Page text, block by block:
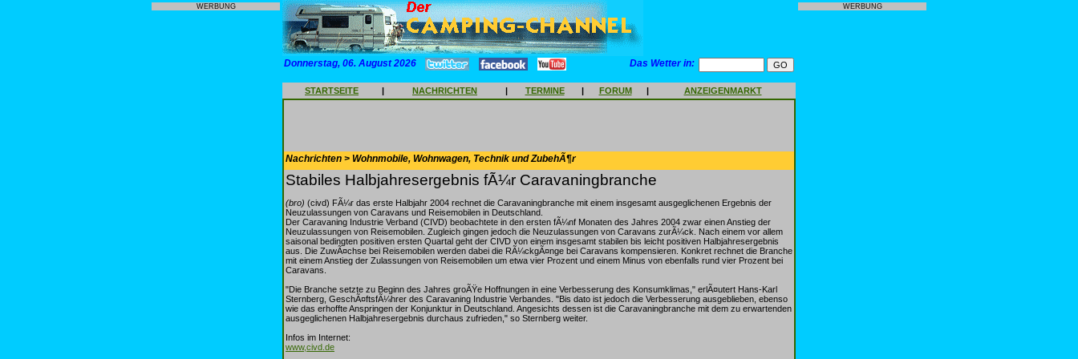
WERBUNG
Donnerstag, 06. August 2026 Das Wetter in:
STARTSEITE | NACHRICHTEN | TERMINE | FORUM | ANZEIGENMARKT
Nachrichten > Wohnmobile, Wohnwagen, Technik und ZubehÃ¶r
Stabiles Halbjahresergebnis fÃ¼r Caravaningbranche
(bro) (civd) FÃ¼r das erste Halbjahr 2004 rechnet die Caravaningbranche mit einem insgesamt ausgeglichenen Ergebnis der
Neuzulassungen von Caravans und Reisemobilen in Deutschland.
Der Caravaning Industrie Verband (CIVD) beobachtete in den ersten fÃ¼nf Monaten des Jahres 2004 zwar einen Anstieg der
Neuzulassungen von Reisemobilen. Zugleich gingen jedoch die Neuzulassungen von Caravans zurÃ¼ck. Nach einem vor allem
saisonal bedingten positiven ersten Quartal geht der CIVD von einem insgesamt stabilen bis leicht positiven Halbjahresergebnis
aus. Die ZuwÃ¤chse bei Reisemobilen werden dabei die RÃ¼ckgÃ¤nge bei Caravans kompensieren. Konkret rechnet die Branche
mit einem Anstieg der Zulassungen von Reisemobilen um etwa vier Prozent und einem Minus von ebenfalls rund vier Prozent bei
Caravans.
"Die Branche setzte zu Beginn des Jahres groÃŸe Hoffnungen in eine Verbesserung des Konsumklimas," erlÃ¤utert Hans-Karl
Sternberg, GeschÃ¤ftsfÃ¼hrer des Caravaning Industrie Verbandes. "Bis dato ist jedoch die Verbesserung ausgeblieben, ebenso
wie das erhoffte Anspringen der Konjunktur in Deutschland. Angesichts dessen ist die Caravaningbranche mit dem zu erwartenden
ausgeglichenen Halbjahresergebnis durchaus zufrieden," so Sternberg weiter.
Infos im Internet:
www,civd.de
WERBUNG